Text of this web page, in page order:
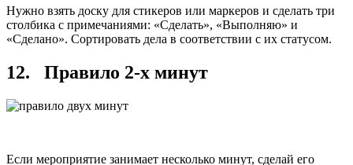
Нужно взять доску для стикеров или маркеров и сделать три
столбика с примечаниями: «Сделать», «Выполняю» и
«Сделано». Сортировать дела в соответствии с их статусом.
12. Правило 2-х минут
Если мероприятие занимает несколько минут, сделай его